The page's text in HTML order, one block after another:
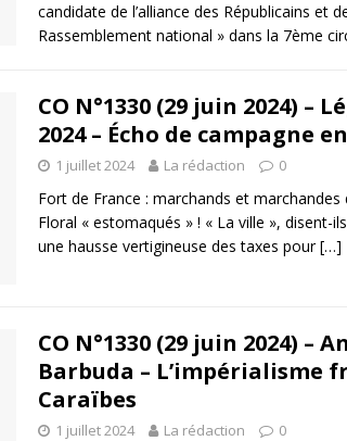
candidate de l’alliance des Républicains et
Rassemblement national » dans la 7ème
CO N°1330 (29 juin 2024) –
2024 – Écho de campagne
1 juillet 2024 La rédaction 0
Fort de France : marchands et marchandes
Floral « estomaqués » ! « La ville », disent-
une hausse vertigineuse des taxes pour[…]
CO N°1330 (29 juin 2024) –
Barbuda – L’impérialisme
Caraïbes
1 juillet 2024 La rédaction 0